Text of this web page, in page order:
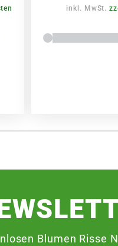
inkl. MwSt.
Blumen Risse